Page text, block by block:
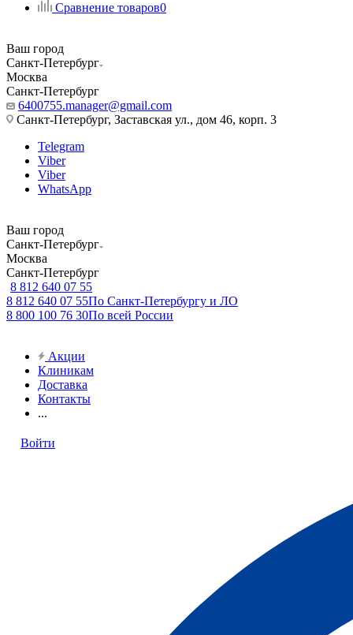
Сравнение товаров0
Ваш город
Санкт-Петербург
Москва
Санкт-Петербург
6400755.manager@gmail.com
Санкт-Петербург, Заставская ул., дом 46, корп. 3
Telegram
Viber
Viber
WhatsApp
Ваш город
Санкт-Петербург
Москва
Санкт-Петербург
8 812 640 07 55
8 812 640 07 55По Санкт-Петербургу и ЛО
8 800 100 76 30По всей России
Акции
Клиникам
Доставка
Контакты
...
Войти